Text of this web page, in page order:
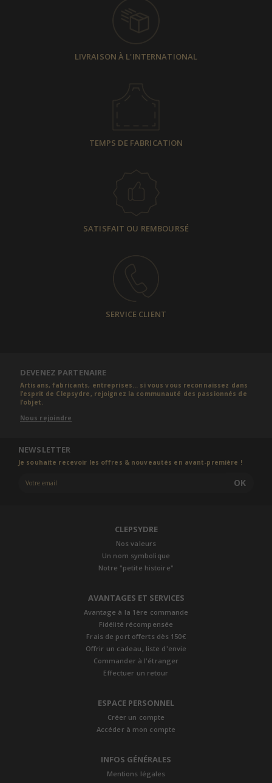
LIVRAISON À L'INTERNATIONAL
TEMPS DE FABRICATION
SATISFAIT OU REMBOURSÉ
SERVICE CLIENT
DEVENEZ PARTENAIRE
Artisans, fabricants, entreprises... si vous vous reconnaissez dans
l’esprit de Clepsydre, rejoignez la communauté des passionnés de
l’objet.
Nous rejoindre
NEWSLETTER
Je souhaite recevoir les offres & nouveautés en avant-première !
OK
CLEPSYDRE
Nos valeurs
Un nom symbolique
Notre "petite histoire"
AVANTAGES ET SERVICES
Avantage à la 1ère commande
Fidélité récompensée
Frais de port offerts dès 150€
Offrir un cadeau, liste d'envie
Commander à l'étranger
Effectuer un retour
ESPACE PERSONNEL
Créer un compte
Accéder à mon compte
INFOS GÉNÉRALES
Mentions légales